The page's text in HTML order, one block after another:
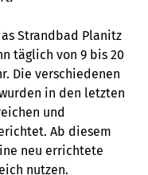
Strandbad Planitz
täglich von 9 bis 20
Die verschiedenen
in den letzten
und
Ab diesem
neu errichtete
nutzen.